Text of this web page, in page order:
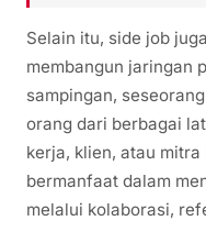
Selain itu, side job
membangun jaringan
sampingan,
orang dari berbagai
kerja, klien, atau
bermanfaat dalam
melalui kolaborasi,